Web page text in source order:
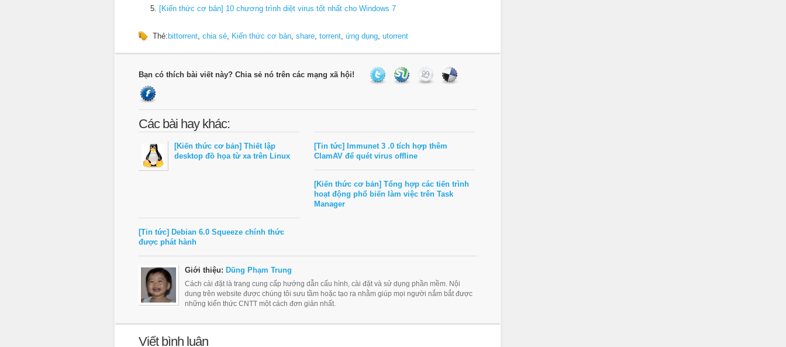
[Kiến thức cơ bản] 10 chương trình diệt virus tốt nhất cho Windows 7
Thẻ: bittorrent, chia sẻ, Kiến thức cơ bản, share, torrent, ứng dụng, utorrent
Bạn có thích bài viết này? Chia sẻ nó trên các mạng xã hội!
Các bài hay khác:
[Kiến thức cơ bản] Thiết lập
desktop đồ họa từ xa trên Linux
[Tin tức] Immunet 3 .0 tích hợp thêm
ClamAV để quét virus offline
[Kiến thức cơ bản] Tổng hợp các tiến trình
hoạt động phổ biến làm việc trên Task
Manager
[Tin tức] Debian 6.0 Squeeze chính thức
được phát hành
Giới thiệu: Dũng Phạm Trung
Cách cài đặt là trang cung cấp hướng dẫn cấu hình, cài đặt và sử dụng phần mềm. Nội
dung trên website được chúng tôi sưu tầm hoặc tạo ra nhằm giúp mọi người nắm bắt được
những kiến thức CNTT một cách đơn giản nhất.
Viết bình luận